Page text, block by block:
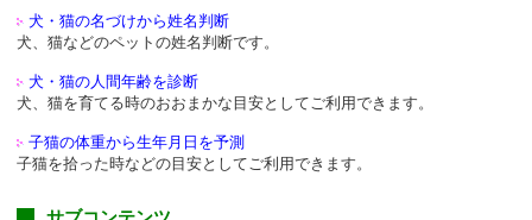
犬・猫の名づけから姓名判断
犬、猫などのペットの姓名判断です。
犬・猫の人間年齢を診断
犬、猫を育てる時のおおまかな目安としてご利用できます。
子猫の体重から生年月日を予測
子猫を拾った時などの目安としてご利用できます。